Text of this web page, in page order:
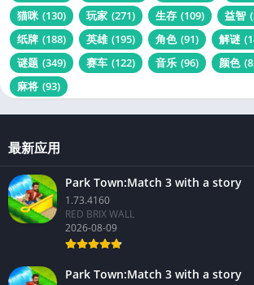
猫咪 (130) 玩家 (271) 生存 (109) 益智
纸牌 (188) 英雄 (195) 角色 (91) 解谜
谜题 (349) 赛车 (122) 音乐 (96) 颜色
麻将 (93)
最新应用
Park Town:Match 3 with a story
1.73.4160
RED BRIX WALL
2026-08-09
Park Town:Match 3 with a story